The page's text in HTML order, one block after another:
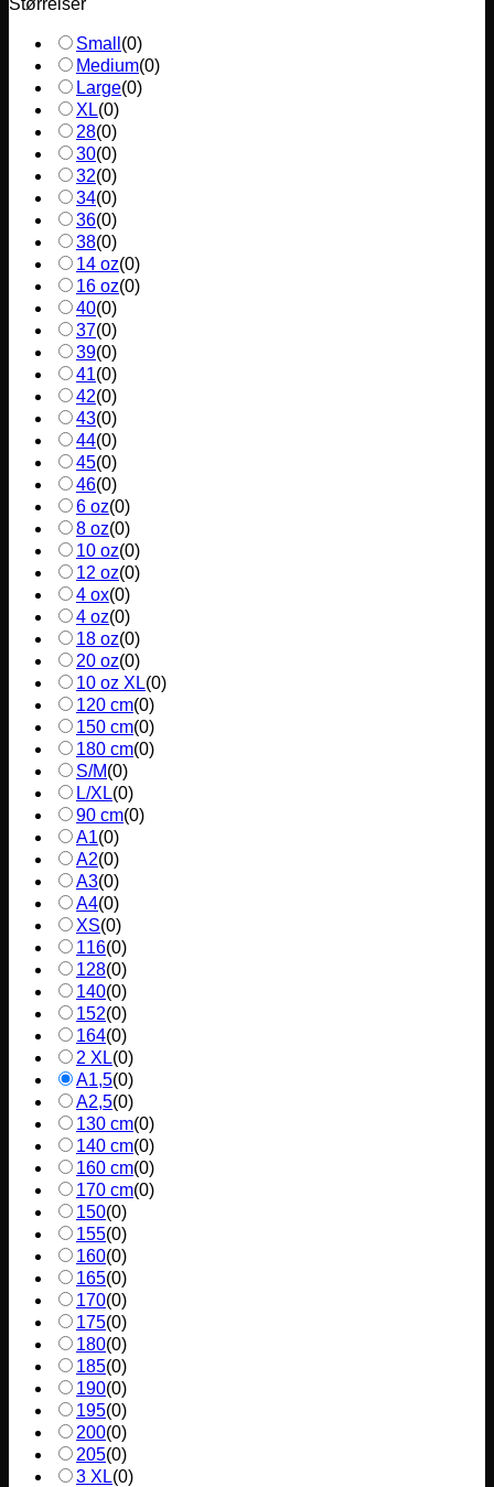
Small (0)
Medium(0)
Large(0)
XL(0)
28(0)
30(0)
32(0)
34(0)
36(0)
38(0)
14 oz(0)
16 oz(0)
40(0)
37(0)
39(0)
41(0)
42(0)
43(0)
44(0)
45(0)
46(0)
6 oz(0)
8 oz(0)
10 oz(0)
12 oz(0)
4 ox(0)
4 oz(0)
18 oz(0)
20 oz(0)
10 oz XL(0)
120 cm(0)
150 cm(0)
180 cm(0)
S/M(0)
L/XL(0)
90 cm(0)
A1(0)
A2(0)
A3(0)
A4(0)
XS(0)
116(0)
128(0)
140(0)
152(0)
164(0)
2 XL(0)
A1,5(0)
A2,5(0)
130 cm(0)
140 cm(0)
160 cm(0)
170 cm(0)
150(0)
155(0)
160(0)
165(0)
170(0)
175(0)
180(0)
185(0)
190(0)
195(0)
200(0)
205(0)
3 XL(0)